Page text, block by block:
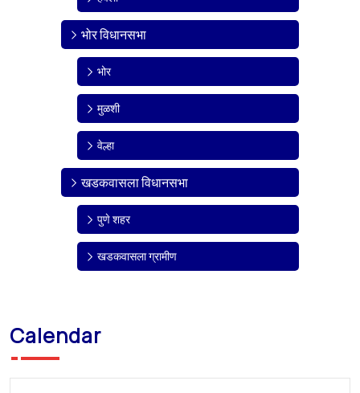
भोर विधानसभा
भोर
मुळशी
वेल्हा
खडकवासला विधानसभा
पुणे शहर
खडकवासला ग्रामीण
Calendar